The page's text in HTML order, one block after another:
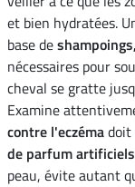
et bien hydratées.
base de
nécessaires pour
cheval se gratte
Examine
contre l'eczéma
de parfum artificiels
peau, évite autant